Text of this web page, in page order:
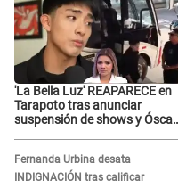
'La Bella Luz' REAPARECE en
Tarapoto tras anunciar
suspensión de shows y Óscar
Fernanda Urbina desata
INDIGNACIÓN tras calificar